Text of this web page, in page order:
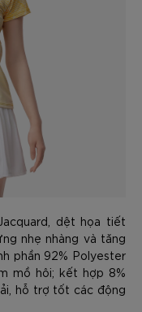
dệt họa tiết
nhẹ nhàng và tăng
phần 92% Polyester
mồ hôi; kết hợp 8%
hỗ trợ tốt các động